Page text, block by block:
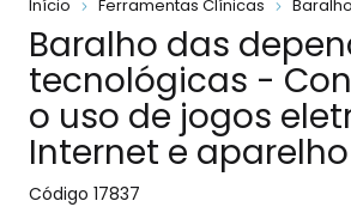
Início Ferramentas Clínicas
Baralho das
tecnológicas -
o uso de jogos
Internet e
Código 17837